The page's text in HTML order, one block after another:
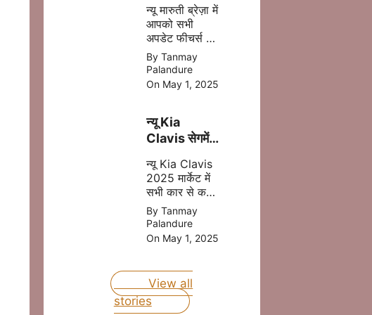
2025 अब
मात्र ₹8.69
में
न्यू मारुती ब्रेज़ा में
आपको सभी
अपडेट फीचर्स और
दमदार इंजन मिल
जाता है इसमें
आपको CNG का
आप्शन भी मिलने
आपकी माइलेज
बढ़ता है |
By Tanmay
Palandure
On May 1, 2025
न्यू Kia
Clavis सेगमेंट
होंगी जल्द लॉन्च
जानिए प्राइस
न्यू Kia Clavis
2025 मार्केट में
सभी कार से कड़ा
मुकबला करने
वाली है, क्युकी यह
कार अपडेट
फीचर्स और दमदार
लॉन्च होने वाली है
|
By Tanmay
Palandure
On May 1, 2025
View all
stories